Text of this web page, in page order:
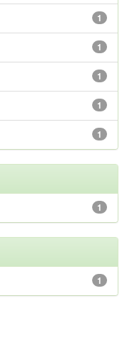
1
1
1
1
1
1
1